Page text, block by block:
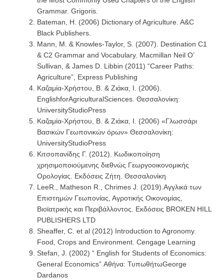
Grammar. Grigoris.
Bateman, H. (2006) Dictionary of Agriculture. A&C
Black Publishers.
Mann, M. & Knowles-Taylor, S. (2007). Destination C1
& C2 Grammar and Vocabulary. Macmillan Neil O’
Sullivan, & James D. Libbin (2011) “Career Paths:
Agriculture”, Express Publishing
Καζαμία-Χρήστου, Β. & Ζιάκα, I. (2006).
EnglishforAgriculturalSciences. Θεσσαλονίκη:
UniversityStudioPress
Καζαμία-Χρήστου, Β. & Ζιάκα, I. (2006) «Γλωσσάρι
Βασικών Γεωπονικών όρων» Θεσσαλονίκη:
UniversityStudioPress
Κιτσοπανίδης Γ. (2012). Κωδικοποίηση
χρησιμοποιούμενης διεθνώς Γεωργοοικονομικής
Ορολογίας. Εκδόσεις Ζήτη. Θεσσαλονίκη
LeeR., Matheson R., Chrimes J. (2019).Αγγλικά των
Επιστημών Γεωπονίας, Αγροτικής Οικονομίας,
Βιοϊατρικής και Περιβάλλοντος. Εκδόσεις BROKEN HILL
PUBLISHERS LTD
Sheaffer, C. et al (2012) Introduction to Agronomy.
Food, Crops and Environment. Cengage Learning
Stefan, J. (2002) “ English for Students of Economics:
General Economics” Αθήνα: ΤυπωθήτωGeorge
Dardanos